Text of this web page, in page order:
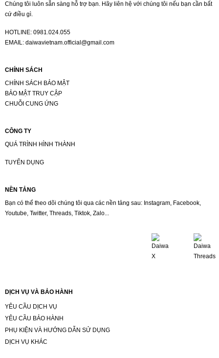
Chúng tôi luôn sẵn sàng hỗ trợ bạn. Hãy liên hệ với chúng tôi nếu bạn cần bất
cứ điều gì.
HOTLINE: 0981.024.055
EMAIL: daiwavietnam.official@gmail.com
CHÍNH SÁCH
CHÍNH SÁCH BẢO MẬT
BẢO MẬT TRUY CẬP
CHUỖI CUNG ỨNG
CÔNG TY
QUÁ TRÌNH HÌNH THÀNH
TUYỂN DỤNG
NỀN TẢNG
Bạn có thể theo dõi chúng tôi qua các nền tảng sau: Instagram, Facebook,
Youtube, Twitter, Threads, Tiktok, Zalo...
DỊCH VỤ VÀ BẢO HÀNH
YÊU CẦU DỊCH VỤ
YÊU CẦU BẢO HÀNH
PHỤ KIỆN VÀ HƯỚNG DẪN SỬ DỤNG
DỊCH VỤ KHÁC